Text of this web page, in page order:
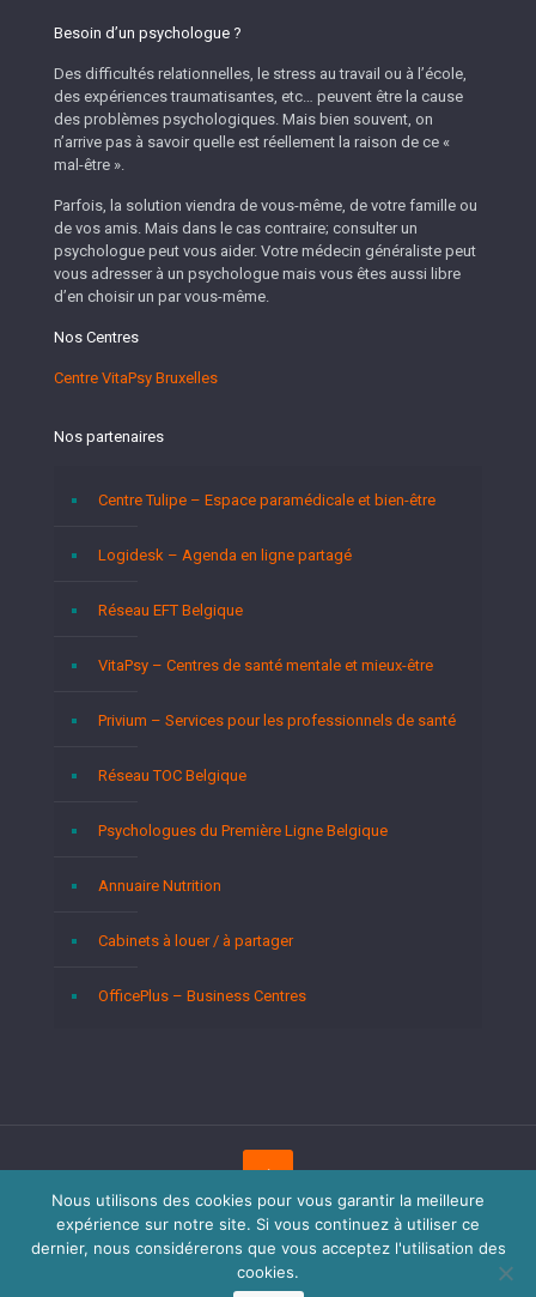
Besoin d’un psychologue ?
Des difficultés relationnelles, le stress au travail ou à l’école,
des expériences traumatisantes, etc… peuvent être la cause
des problèmes psychologiques. Mais bien souvent, on
n’arrive pas à savoir quelle est réellement la raison de ce «
mal-être ».
Parfois, la solution viendra de vous-même, de votre famille ou
de vos amis. Mais dans le cas contraire; consulter un
psychologue peut vous aider. Votre médecin généraliste peut
vous adresser à un psychologue mais vous êtes aussi libre
d’en choisir un par vous-même.
Nos Centres
Centre VitaPsy Bruxelles
Nos partenaires
Centre Tulipe – Espace paramédicale et bien-être
Logidesk – Agenda en ligne partagé
Réseau EFT Belgique
VitaPsy – Centres de santé mentale et mieux-être
Privium – Services pour les professionnels de santé
Réseau TOC Belgique
Psychologues du Première Ligne Belgique
Annuaire Nutrition
Cabinets à louer / à partager
OfficePlus – Business Centres
Copyright © 2026Psychologues Bruxelles.Tous droits
réservés. Privium – Des services qui soutiennent vos soins.
Pour psychologues, psychotherapeutes et hypnotherapeutes.
RGPD - Politique de Protection de la Vie Privée
Nous utilisons des cookies pour vous garantir la meilleure
expérience sur notre site. Si vous continuez à utiliser ce
dernier, nous considérerons que vous acceptez l'utilisation des
cookies.